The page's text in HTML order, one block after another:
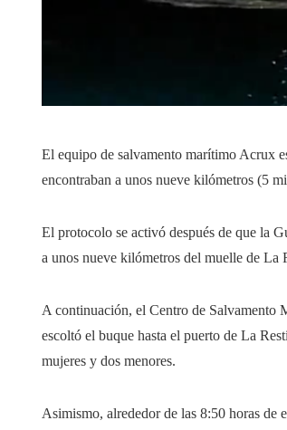
El equipo de salvamento marítimo Acrux
encontraban a unos nueve kilómetros (5
El protocolo se activó después de que la
a unos nueve kilómetros del muelle de La
A continuación, el Centro de Salvamento
escoltó el buque hasta el puerto de La
mujeres y dos menores.
Asimismo, alrededor de las 8:50 horas de